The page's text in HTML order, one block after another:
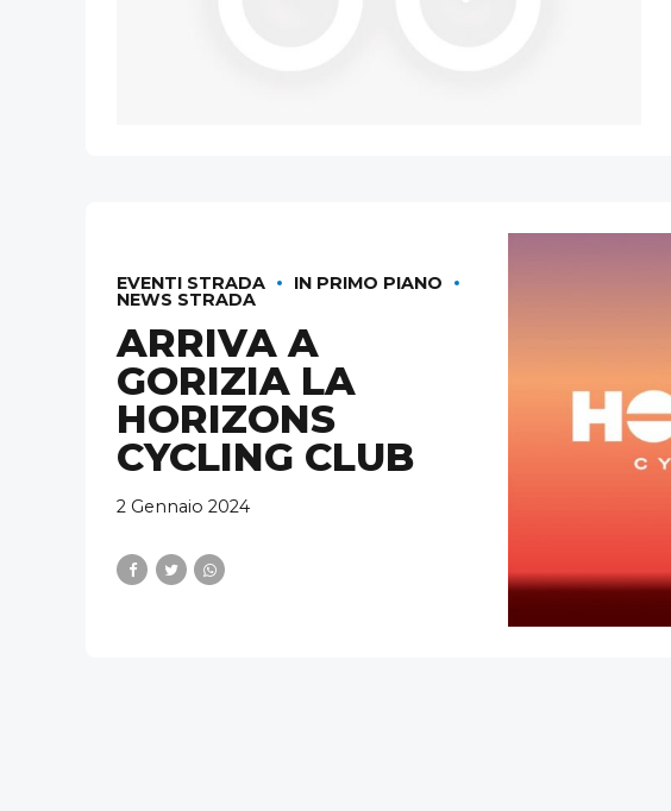
EVENTI STRADA IN PRIMO PIANO
NEWS STRADA
ARRIVA A
GORIZIA LA
HORIZONS
CYCLING CLUB
2 Gennaio 2024